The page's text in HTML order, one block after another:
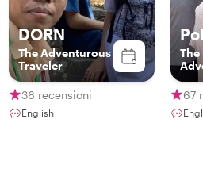
DORN
The Adventurous
Traveler
36 recensioni
English
The
67